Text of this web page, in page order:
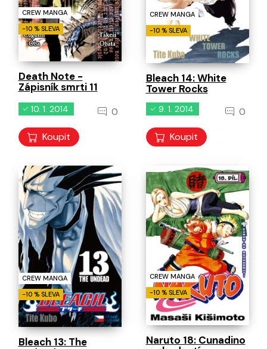
CREW MANGA
-10 % SLEVA
Death Note -
Zápisník smrti 11
10. 1. 2014 0
Koupit
CREW MANGA
-10 % SLEVA
Bleach 14: White
Tower Rocks
9. 1. 2014 0
Koupit
CREW MANGA
-10 % SLEVA
Bleach 13: The
CREW MANGA
-10 % SLEVA
Naruto 18: Cunadino